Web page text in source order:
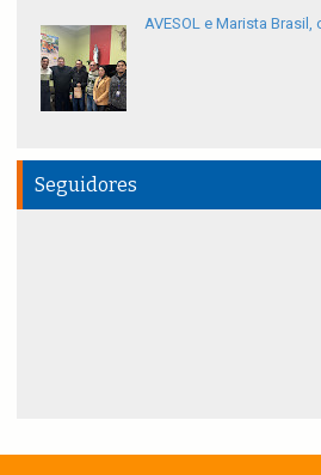
AVESOL e Marista
Seguidores